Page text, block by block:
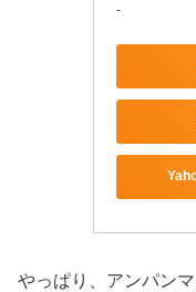
-
やっぱり、アンパン